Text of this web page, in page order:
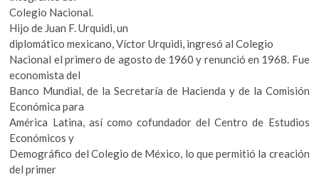
Colegio Nacional.
Hijo de Juan F. Urquidi, un
diplomático mexicano, Víctor Urquidi, ingresó al Colegio
Nacional el primero de agosto de 1960 y renunció en 1968. Fue
economista del
Banco Mundial, de la Secretaría de Hacienda y de la Comisión
Económica para
América Latina, así como cofundador del Centro de Estudios
Económicos y
Demográfico del Colegio de México, lo que permitió la creación
del primer